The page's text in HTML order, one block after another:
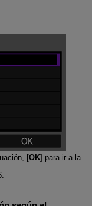
[OK] para ir a la